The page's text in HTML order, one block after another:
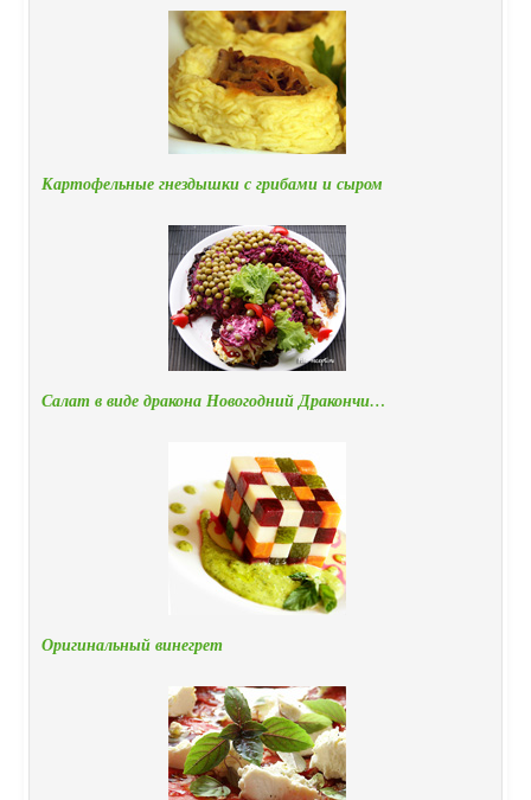
Картофельные гнездышки с грибами и сыром
Салат в виде дракона Новогодний Дракончи…
Оригинальный винегрет